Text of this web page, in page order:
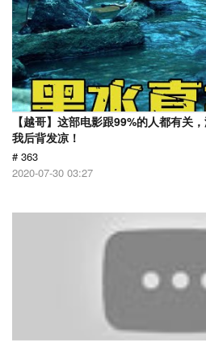
【越哥】这部电影跟99%的人都有关
我后背发凉！
# 363
2020-07-30 03:27